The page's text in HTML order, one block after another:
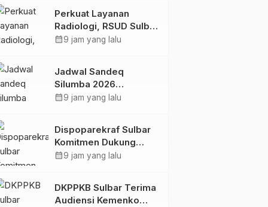
dalam Pemenuhan Gizi
Perkuat Layanan
Radiologi, RSUD Sulbar
Sambut Kembali dr. Iis
calendar_month9 jam yang lalu
Jadwal Sandeq
Silumba 2026
Disesuaikan,
Tetap Dimatangkan
calendar_month9 jam yang lalu
Dispoparekraf Sulbar
Komitmen Dukung
Penyusunan RAD
calendar_month9 jam yang lalu
DKPPKB Sulbar Terima
Audiensi Kemenko